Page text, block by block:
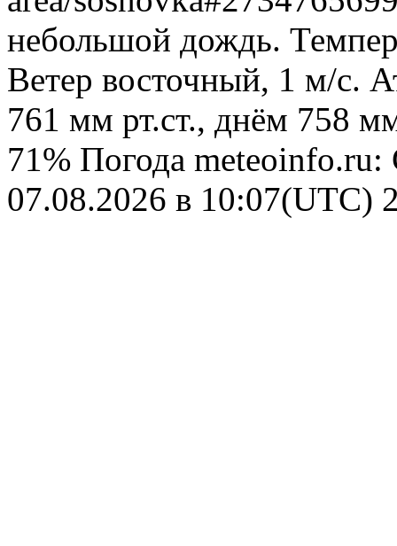
небольшой дождь.
Ветер восточный, 1 м/с.
761 мм рт.ст., днём 758
71% Погода meteoinfo.ru:
07.08.2026 в 10:07(UTC)